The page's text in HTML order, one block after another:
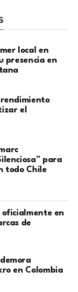
local en
presencia en
el
para
todo Chile
oficialmente en
de
en Colombia